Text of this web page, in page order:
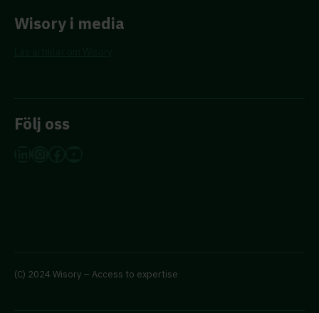
Wisory i media
Följ oss
(C) 2024 Wisory – Access to expertise